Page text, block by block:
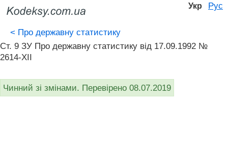
Укр Рус
< Про державну статистику
Ст. 9 ЗУ Про державну статистику від 17.09.1992 №
2614-XII
Чинний зі змінами. Перевірено 08.07.2019